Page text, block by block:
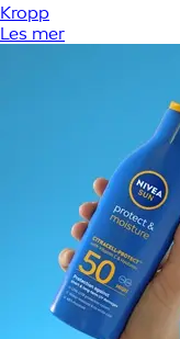
Kropp
Les mer